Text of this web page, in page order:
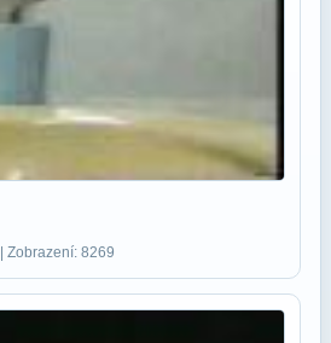
| Zobrazení: 8269